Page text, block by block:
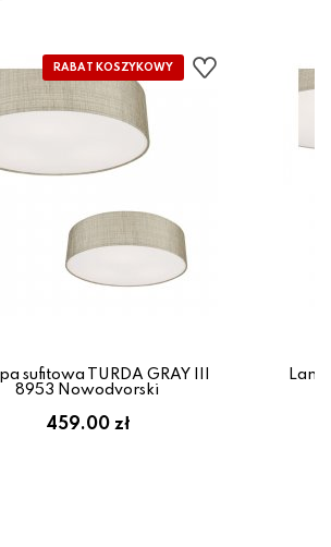
sufitowa TURDA GRAY III
8953 Nowodvorski
459.00 zł